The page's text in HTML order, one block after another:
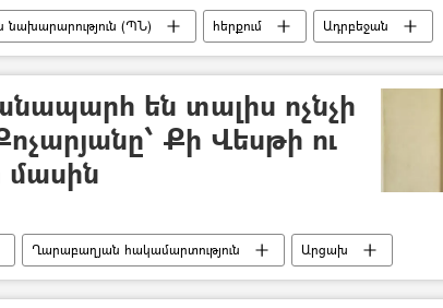
(ՊՆ) հերքում
Ադրբեջան
են տալիս ոչնչի
Քի Վեսթի ու
մասին
Ղարաբաղյան հակամարտություն
Արցախ
Փաշինյան